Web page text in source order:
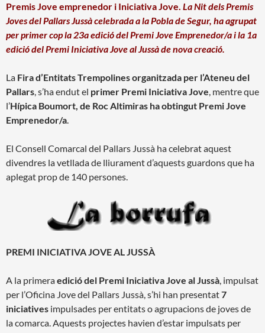
Premis Jove emprenedor i Iniciativa Jove. La Nit dels Premis
Joves del Pallars Jussà celebrada a la Pobla de Segur, ha agrupat
per primer cop la 23a edició del Premi Jove Emprenedor/a i la 1a
edició del Premi Iniciativa Jove al Jussà de nova creació.
La Fira d’Entitats Trempolines organitzada per l’Ateneu del
Pallars, s’ha endut el primer Premi Iniciativa Jove, mentre que
l’Hípica Boumort, de Roc Altimiras ha obtingut Premi Jove
Emprenedor/a.
El Consell Comarcal del Pallars Jussà ha celebrat aquest
divendres la vetllada de lliurament d’aquests guardons que ha
aplegat prop de 140 persones.
PREMI INICIATIVA JOVE AL JUSSÀ
A la primeraedició del Premi Iniciativa Jove al Jussà, impulsat
per l’Oficina Jove del Pallars Jussà, s’hi han presentat7
iniciatives impulsades per entitats o agrupacions de joves de
la comarca. Aquests projectes havien d’estar impulsats per